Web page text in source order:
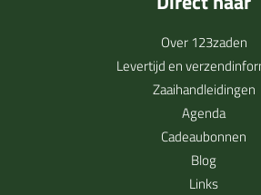
Over 123zaden
Levertijd en
Zaaihandleidingen
Agenda
Cadeaubonnen
Blog
Links